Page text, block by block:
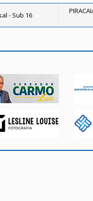
- Sub 16